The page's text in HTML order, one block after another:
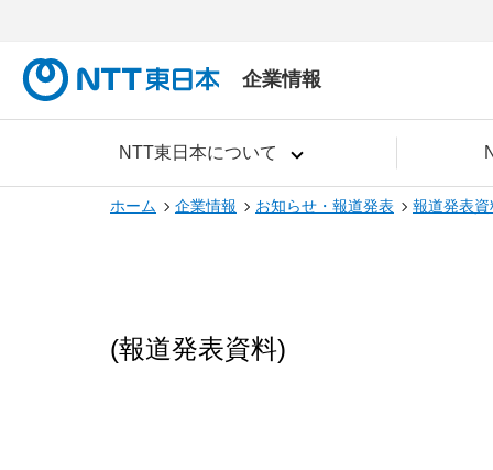
企業情報
NTT東日本について
ホーム 企業情報 お知らせ・報道発表 報道発表資
(報道発表資料)